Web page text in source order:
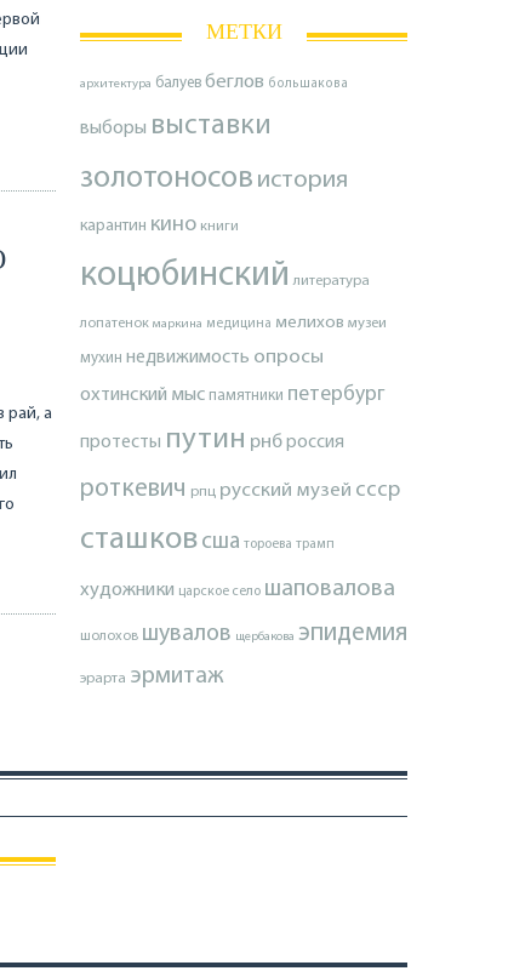
рай, а
МЕТКИ
архитектура балуев беглов большакова
выборы выставки
золотоносов история
карантин кино книги
коцюбинский литература
лопатенок маркина медицина мелихов музеи
мухин недвижимость опросы
охтинский мыс памятники петербург
протесты путин рнброссия
роткевич рпц русский музей ссср
сташков сша тороева трамп
художники царское село шаповалова
шолохов шувалов щербакова эпидемия
эрарта эрмитаж